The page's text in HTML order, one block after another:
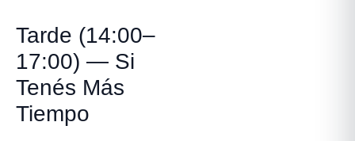
Tarde (14:00–
17:00) — Si
Tenés Más
Tiempo